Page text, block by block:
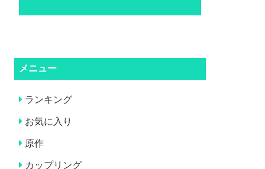
メニュー
ランキング
お気に入り
原作
カップリング